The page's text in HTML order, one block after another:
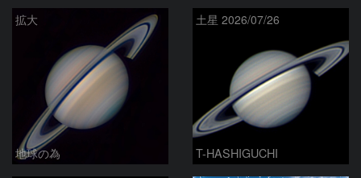
拡大
地球の為
土星 2026/07/26
T-HASHIGUCHI